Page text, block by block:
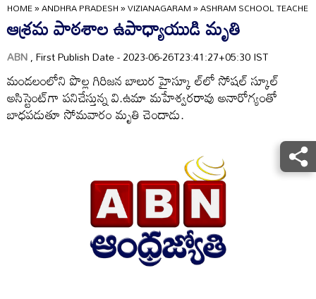
HOME»ANDHRA PRADESH»VIZIANAGARAM»ASHRAM SCHOOL
ఆశ్రమ పాఠశాల ఉపాధ్యాయుడి మృతి
ABN, First Publish Date - 2023-06-26T23:41:27+05:30 IST
మండలంలోని పొల్ల గిరిజన బాలుర హైస్కూ ల్‌లో సోషల్‌ స్కూల్‌
అసిస్టెంట్‌గా పనిచేస్తున్న వి.ఉమా మహేశ్వరరావు అనారోగ్యంతో
బాధపడుతూ సోమవారం మృతి చెందాడు.